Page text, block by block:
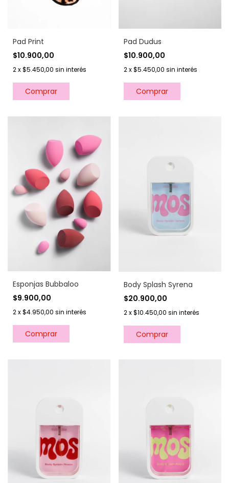
Pad Print
$10.900,00
2x$5.450,00 sin interés
Pad Dudus
$10.900,00
2 x$5.450,00 sin interés
Comprar
Esponjas Bubbaloo
$9.900,00
2x$4.950,00 sin interés
Body Splash Syrena
$20.900,00
2 x$10.450,00 sin interés